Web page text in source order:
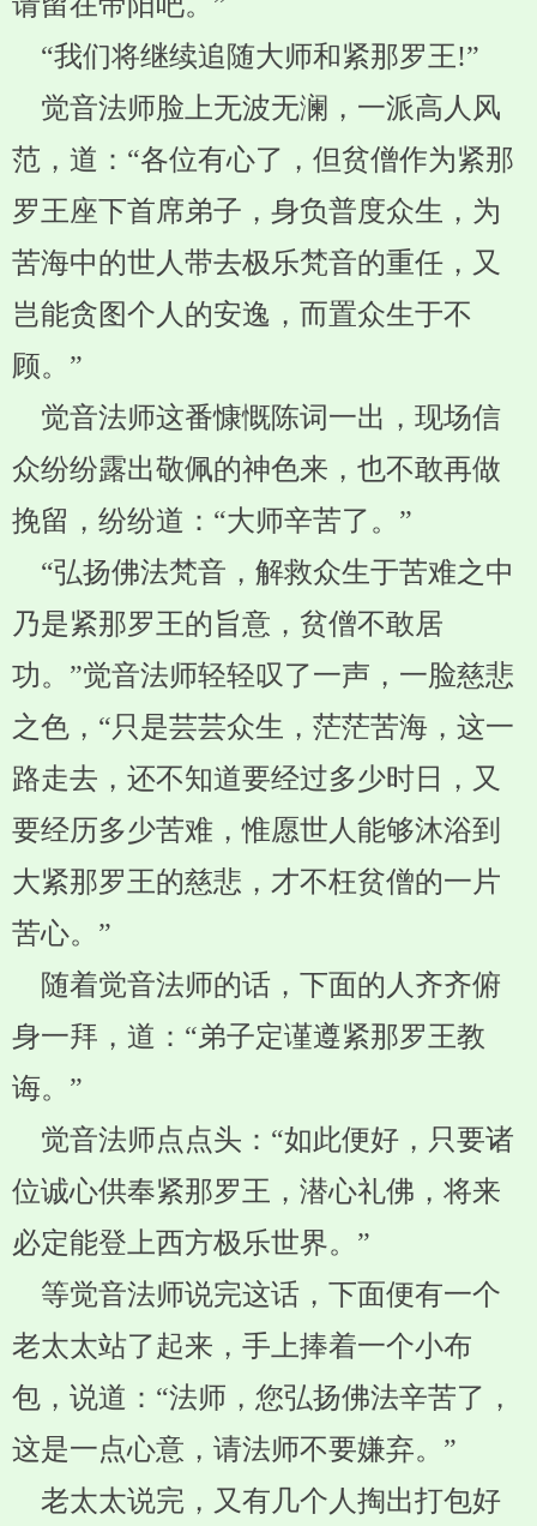
“我们将继续追随大师和紧那罗王!”
觉音法师脸上无波无澜，一派高人风
范，道：“各位有心了，但贫僧作为紧那
罗王座下首席弟子，身负普度众生，为
苦海中的世人带去极乐梵音的重任，又
岂能贪图个人的安逸，而置众生于不
顾。”
觉音法师这番慷慨陈词一出，现场信
众纷纷露出敬佩的神色来，也不敢再做
挽留，纷纷道：“大师辛苦了。”
“弘扬佛法梵音，解救众生于苦难之中
乃是紧那罗王的旨意，贫僧不敢居
功。”觉音法师轻轻叹了一声，一脸慈悲
之色，“只是芸芸众生，茫茫苦海，这一
路走去，还不知道要经过多少时日，又
要经历多少苦难，惟愿世人能够沐浴到
大紧那罗王的慈悲，才不枉贫僧的一片
苦心。”
随着觉音法师的话，下面的人齐齐俯
身一拜，道：“弟子定谨遵紧那罗王教
诲。”
觉音法师点点头：“如此便好，只要诸
位诚心供奉紧那罗王，潜心礼佛，将来
必定能登上西方极乐世界。”
等觉音法师说完这话，下面便有一个
老太太站了起来，手上捧着一个小布
包，说道：“法师，您弘扬佛法辛苦了，
这是一点心意，请法师不要嫌弃。”
老太太说完，又有几个人掏出打包好